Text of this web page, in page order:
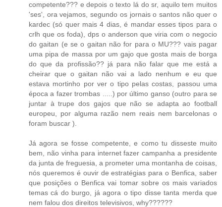
competente??? e depois o texto lá do sr, aquilo tem muitos
'ses', ora vejamos, segundo os jornais o santos não quer o
kardec (só quer mais 4 dias, é mandar esses tipos para o
crlh que os foda), dps o anderson que viria com o negocio
do gaitan (e se o gaitan não for para o MU??? vais pagar
uma pipa de massa por um gajo que gosta mais de borga
do que da profissão?? já para não falar que me está a
cheirar que o gaitan não vai a lado nenhum e eu que
estava mortinho por ver o tipo pelas costas, passou uma
época a fazer trombas .....) por último ganso (outro para se
juntar à trupe dos gajos que não se adapta ao football
europeu, por alguma razão nem reais nem barcelonas o
foram buscar ).
Já agora se fosse competente, e como tu disseste muito
bem, não vinha para internet fazer campanha a presidente
da junta de freguesia, a prometer uma montanha de coisas,
nós queremos é ouvir de estratégias para o Benfica, saber
que posições o Benfica vai tomar sobre os mais variados
temas cá do burgo, já agora o tipo disse tanta merda que
nem falou dos direitos televisivos, why??????